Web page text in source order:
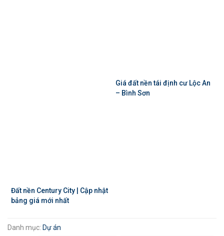
Giá đất nền tái định cư Lộc An
– Bình Sơn
Đất nền Century City | Cập nhật
bảng giá mới nhất
Danh mục: Dự án